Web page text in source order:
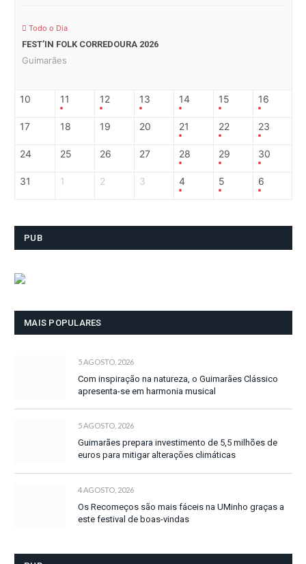
Todo o Dia
FEST’IN FOLK CORREDOURA 2026
Guimarães
10 11 12 13 14 15 16
17 18 19 20 21 22 23
24 25 26 27 28 29 30
31 1 2 3 4 5 6
PUB
MAIS POPULARES
5 AGOSTO, 2026
Com inspiração na natureza, o Guimarães Clássico
apresenta-se em harmonia musical
5 AGOSTO, 2026
Guimarães prepara investimento de 5,5 milhões de
euros para mitigar alterações climáticas
4 AGOSTO, 2026
Os Recomeços são mais fáceis na UMinho graças a
este festival de boas-vindas